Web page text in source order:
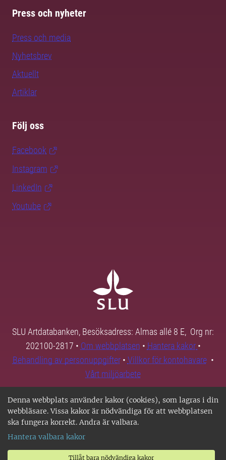
Denna webbplats använder kakor (cookies), som lagras i din
webbläsare. Vissa kakor är nödvändiga för att webbplatsen
ska fungera korrekt. Andra är valbara.
Hantera valbara kakor
Tillåt bara nödvändiga kakor
Press och nyheter
Press och media
Nyhetsbrev
Aktuellt
Artiklar
Följ oss
Facebook
Instagram
LinkedIn
Youtube
SLU Artdatabanken, Besöksadress: Almas allé 8 E, Org nr:
202100-2817 • Om webbplatsen • Hantera kakor •
Behandling av personuppgifter• Villkor för kontohavare•
Vårt miljöarbete